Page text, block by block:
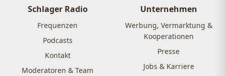
Schlager Radio
Frequenzen
Podcasts
Kontakt
Moderatoren & Team
Unternehmen
Werbung, Vermarktung &
Kooperationen
Presse
Jobs & Karriere